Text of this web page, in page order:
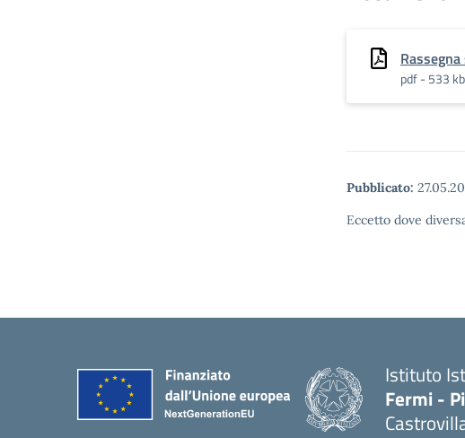
pdf - 533 kb
Pubblicato:
Eccetto dove
Istituto
Fermi -